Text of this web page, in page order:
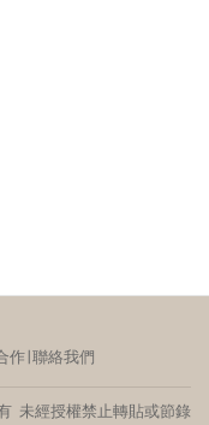
作∣聯絡我們
未經授權禁止轉貼或節錄